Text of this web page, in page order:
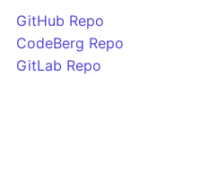
GitHub Repo
CodeBerg Repo
GitLab Repo